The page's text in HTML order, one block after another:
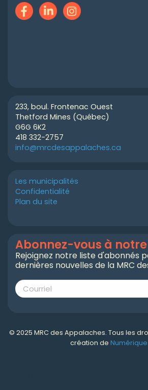
233, boul. Frontenac Ouest
Thetford Mines (Québec)
G6G 6K2
418 332-2757
info@mrcdesappalaches.ca
Les municipalités
Confidentialité
Plan du site
Abonnez-vous à
Rejoignez notre liste d'abonnés
dernières nouvelles de la MRC
© 2025 MRC des Appalaches. Tous les
création de